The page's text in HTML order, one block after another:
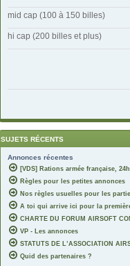
mid cap (100 à 150 billes)
hi cap (200 billes et plus)
SUJETS RÉCENTS
Annonces récentes
[VDS] Rations armée française,
Règles pour les petites annonces
Nos règles usuelles pour les
A toi qui arrive ici pour la
CHARTE DU FORUM AIRSOFT
VP - Les annonces
STATUTS DE L’ASSOCIATION
Quid des partenaires ?